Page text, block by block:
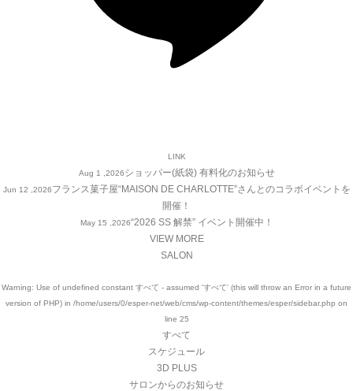
LINK
Aug 1 ,2026ショッパー(紙袋) 有料化のお知らせ
Jun 12 ,2026フランス菓子屋“MAISON DE CHARLOTTE”さんとのコラボイベントを
開催！
May 15 ,2026“2026 SS 解禁” イベント開催中！
VIEW MORE
SALON
Warning: Use of undefined constant すべて - assumed 'すべて' (this will throw an Error in a future
version of PHP) in /home/users/0/esper-net/web/cms/wp-content/themes/esper/sidebar.php on
line 25
すべて
スケジュール
3D PLUS
サロンからのお知らせ